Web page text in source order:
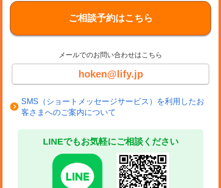
ご相談予約はこちら
メールでのお問い合わせはこちら
hoken@lify.jp
SMS（ショートメッセージサービス）を利用したお
客さまへのご案内について
LINEでもお気軽にご相談ください